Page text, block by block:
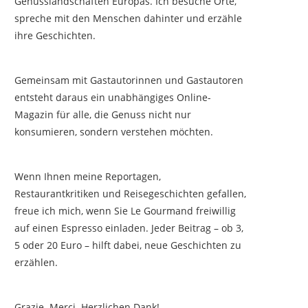
spreche mit den Menschen dahinter und erzähle
ihre Geschichten.
Gemeinsam mit Gastautorinnen und Gastautoren
entsteht daraus ein unabhängiges Online-
Magazin für alle, die Genuss nicht nur
konsumieren, sondern verstehen möchten.
Wenn Ihnen meine Reportagen,
Restaurantkritiken und Reisegeschichten gefallen,
freue ich mich, wenn Sie Le Gourmand freiwillig
auf einen Espresso einladen. Jeder Beitrag – ob 3,
5 oder 20 Euro – hilft dabei, neue Geschichten zu
erzählen.